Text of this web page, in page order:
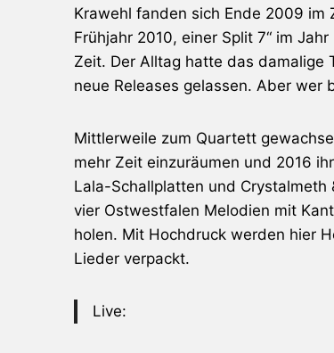
Krawehl fanden sich Ende 2009 im
Frühjahr 2010, einer Split 7“ im
Zeit. Der Alltag hatte das damalige
neue Releases gelassen. Aber wer
Mittlerweile zum Quartett
mehr Zeit einzuräumen und 2016
Lala-Schallplatten und
vier Ostwestfalen Melodien mit
holen. Mit Hochdruck werden hier
Lieder verpackt.
Live: